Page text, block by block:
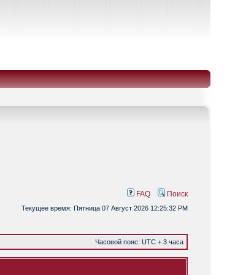
FAQ Поиск
Текущее время: Пятница 07 Август 2026 12:25:32 PM
Часовой пояс: UTC + 3 часа